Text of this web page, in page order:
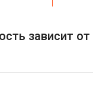
зависит от